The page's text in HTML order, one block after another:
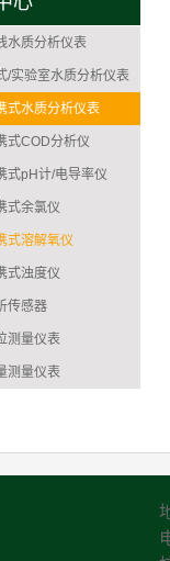
水质分析仪表
/实验室水质分析仪表
式水质分析仪表
式COD分析仪
式pH计/电导率仪
式余氯仪
式溶解氧仪
式浊度仪
传感器
测量仪表
测量仪表